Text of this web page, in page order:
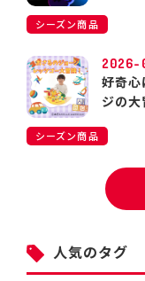
シーズン商品
2026-
好奇
ジの大
シーズン商品
人気のタグ